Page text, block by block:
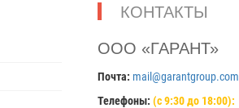
КОНТАКТЫ
ООО «ГАРАНТ»
Почта: mail@garantgroup.com
Телефоны: (с 9:30 до 18:00):